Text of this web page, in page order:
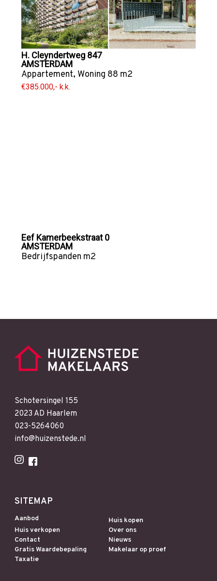
H. Cleyndertweg 847
AMSTERDAM
Appartement, Woning 88 m2
€385.000,- k.k.
Eef Kamerbeekstraat 0
AMSTERDAM
Bedrijfspanden m2
Schotersingel 155
2023 AD Haarlem
023-5264060
info@huizenstede.nl
SITEMAP
Aanbod
Huis kopen
Huis verkopen
Over ons
Contact
Nieuws
Gratis Waardebepaling
Makelaar op proef
Taxatie